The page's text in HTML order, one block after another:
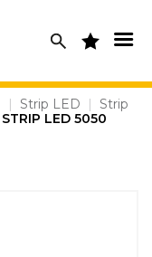
| Strip LED |
Strip
STRIP LED 5050